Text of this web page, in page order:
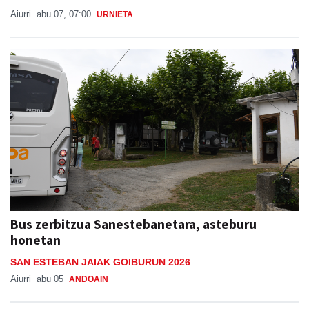
Aiurri abu 07, 07:00 URNIETA
Bus zerbitzua Sanestebanetara, asteburu
honetan
SAN ESTEBAN JAIAK GOIBURUN 2026
Aiurri abu 05 ANDOAIN